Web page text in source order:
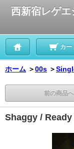
西新宿レゲ
カー
ホーム ＞00s ＞
前の商品へ
Shaggy /